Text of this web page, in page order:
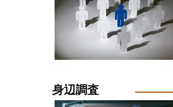
身辺調査